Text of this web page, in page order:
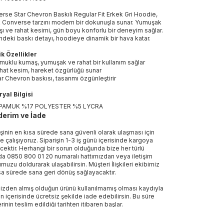
Star Chevron Baskılı Regular Fit Erkek Gri Hoodie,
tarzını modern bir dokunuşla sunar. Yumuşak
ve rahat kesimi, gün boyu konforlu bir deneyim sağlar.
baskı detayı, hoodieye dinamik bir hava katar.
Özellikler
kumaş, yumuşak ve rahat bir kullanım sağlar
kesim, hareket özgürlüğü sunar
Chevron baskısı, tasarımı özgünleştirir
Bilgisi
%17 POLYESTER %5 LYCRA
ve İade
en kısa sürede sana güvenli olarak ulaşması için
çalışıyoruz. Siparişin 1-3 iş günü içerisinde kargoya
Herhangi bir sorun olduğunda bize her türlü
0850 800 01 20 numaralı hattımızdan veya iletişim
doldurarak ulaşabilirsin. Müşteri İlişkileri ekibimiz
sürede sana geri dönüş sağlayacaktır.
almış olduğun ürünü kullanılmamış olması kaydıyla
içerisinde ücretsiz şekilde iade edebilirsin. Bu süre
teslim edildiği tarihten itibaren başlar.